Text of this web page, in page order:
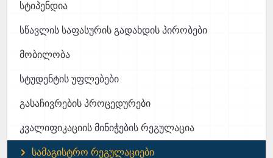
სტიპენდია
სწავლის საფასურის გადახდის პირობები
მობილობა
სტუდენტის უფლებები
გასაჩივრების პროცედურები
კვალიფიკაციის მინიჭების რეგულაცია
სამაგისტრო რეგულაციები